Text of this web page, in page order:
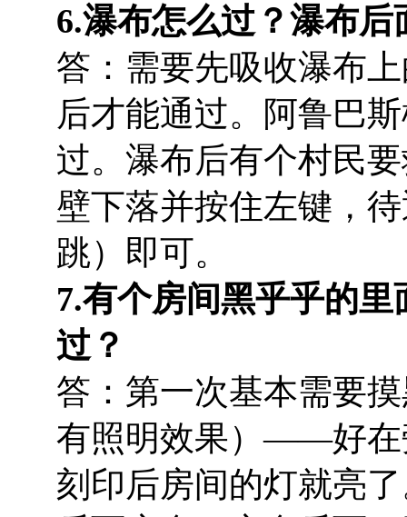
6.瀑布怎么过？瀑布
答：需要先吸收瀑布
后才能通过。阿鲁巴
过。瀑布后有个村民
壁下落并按住左键，
跳）即可。
7.有个房间黑乎乎的
过？
答：第一次基本需要
有照明效果）——好在
刻印后房间的灯就亮